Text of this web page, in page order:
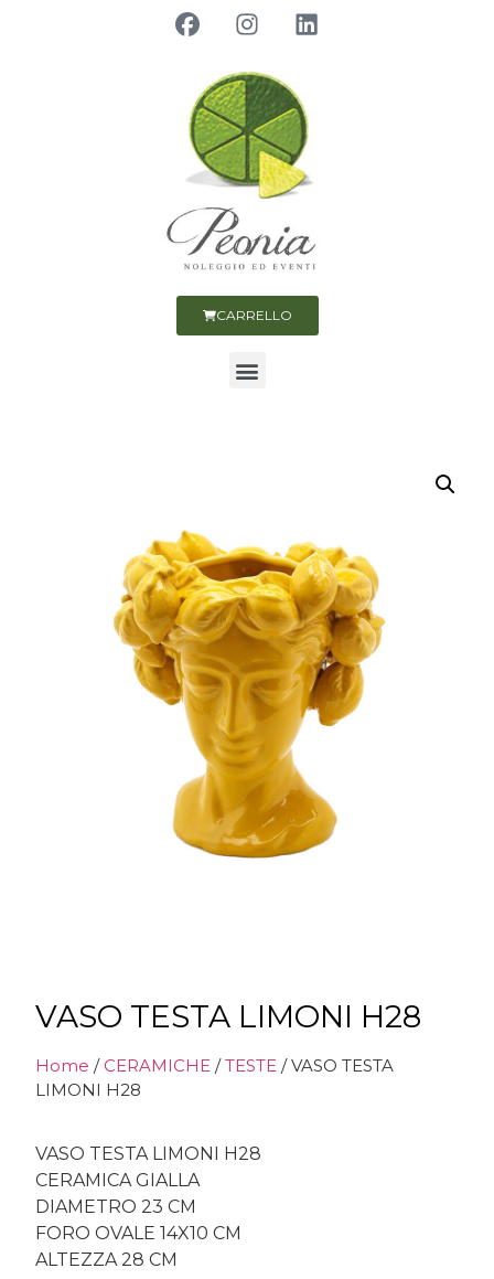
CARRELLO
VASO TESTA LIMONI H28
Home / CERAMICHE /TESTE / VASO TESTA
LIMONI H28
VASO TESTA LIMONI H28
CERAMICA GIALLA
DIAMETRO 23 CM
FORO OVALE 14X10 CM
ALTEZZA 28 CM